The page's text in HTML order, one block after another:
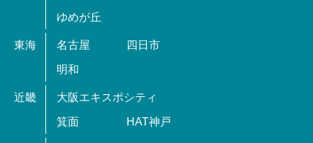
ゆめが丘
東海 名古屋 四日市
明和
近畿 大阪エキスポシティ
箕面 HAT神戸